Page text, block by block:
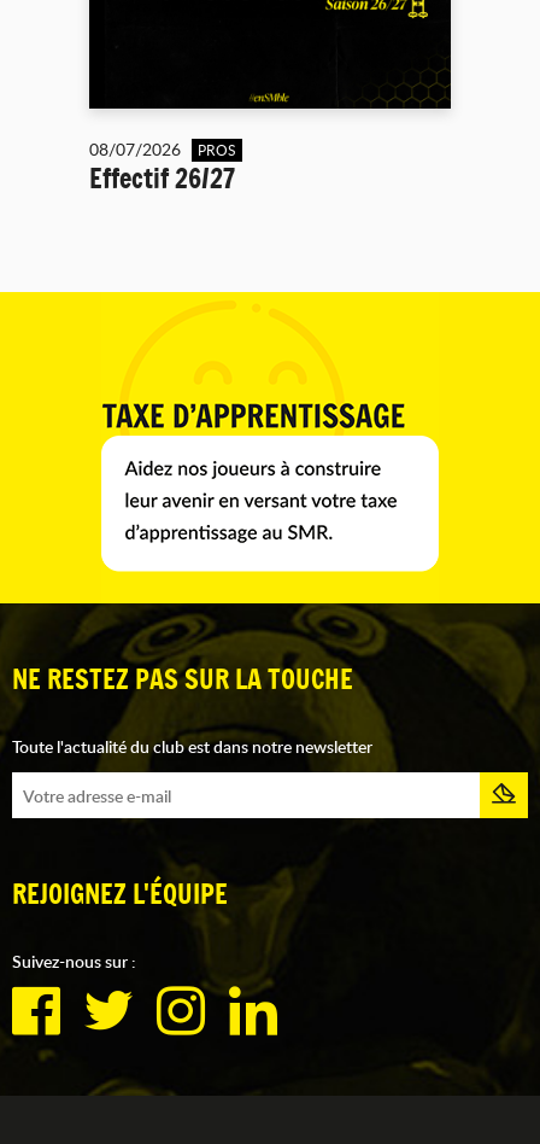
08/07/2026 PROS
Effectif 26/27
NE RESTEZ PAS SUR LA TOUCHE
Toute l'actualité du club est dans notre newsletter
REJOIGNEZ L'ÉQUIPE
Suivez-nous sur :